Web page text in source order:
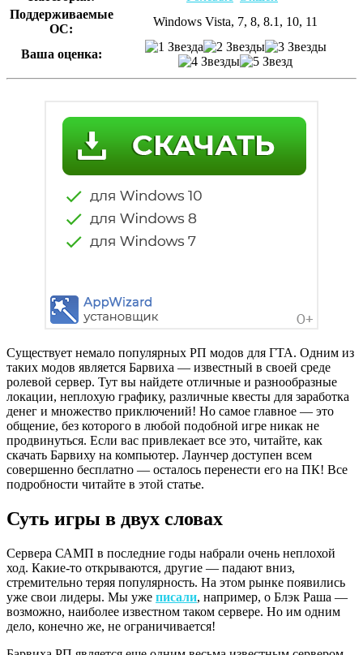
Поддерживаемые
ОС:
Windows Vista, 7, 8, 8.1, 10, 11
Ваша оценка:
Существует немало популярных РП модов для ГТА. Одним из
таких модов является Барвиха — известный в своей среде
ролевой сервер. Тут вы найдете отличные и разнообразные
локации, неплохую графику, различные квесты для заработка
денег и множество приключений! Но самое главное — это
общение, без которого в любой подобной игре никак не
продвинуться. Если вас привлекает все это, читайте, как
скачать Барвиху на компьютер. Лаунчер доступен всем
совершенно бесплатно — осталось перенести его на ПК! Все
подробности читайте в этой статье.
Суть игры в двух словах
Сервера САМП в последние годы набрали очень неплохой
ход. Какие-то открываются, другие — падают вниз,
стремительно теряя популярность. На этом рынке появились
уже свои лидеры. Мы уже писали, например, о Блэк Раша —
возможно, наиболее известном таком сервере. Но им одним
дело, конечно же, не ограничивается!